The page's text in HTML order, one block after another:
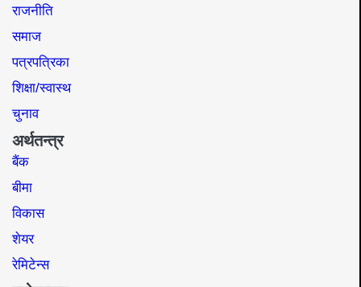
राजनीति
समाज​
पत्रपत्रिका
शिक्षा/स्वास्थ
चुनाव
अर्थतन्त्र
बैंक
बीमा
विकास
शेयर
रेमिटेन्स